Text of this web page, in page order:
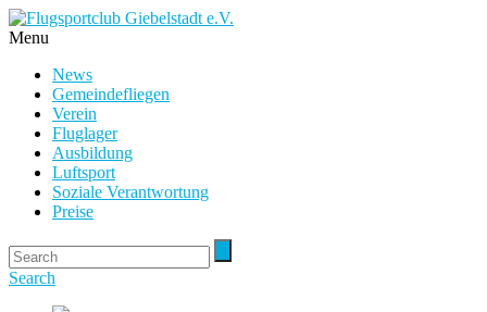
Menu
News
Gemeindefliegen
Verein
Fluglager
Ausbildung
Luftsport
Soziale Verantwortung
Preise
Search